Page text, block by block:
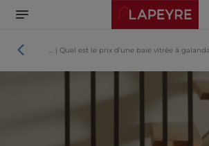
directement
contenu
Tutoriels | Quel est le prix d’une baie vitrée à